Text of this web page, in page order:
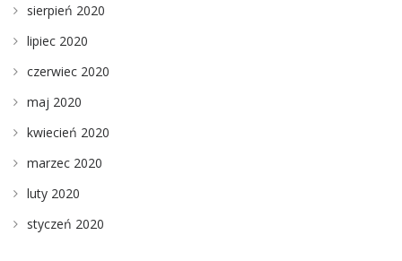
sierpień 2020
lipiec 2020
czerwiec 2020
maj 2020
kwiecień 2020
marzec 2020
luty 2020
styczeń 2020